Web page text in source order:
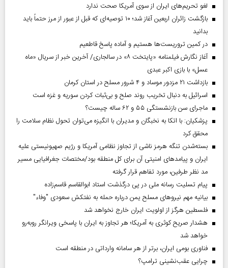
لغو تحریم‌های ایران از سوی آمریکا صحت ندارد
بازگشت زائران اربعین آغاز شد؛ ۱۰ توصیه‌ای که قبل از عبور از مرز حتماً باید
بدانید
در کمین تروریست‌ها هستیم و آماده پاسخ قاطعیم
آغاز نگارش فیلمنامه «پایتخت ۸» در سالجاری/ آخرین خبر از سریال «ماه
عسل» با بازی اکبر عبدی
بازداشت ۲۱ مزدور موساد و ۴ شرور مسلح در استان کرمان
اسرائیل به دنبال تخریب روند صلح و بی‌ثبات کردن سوریه و غزه است
ماجرای سن بازنشستگی ۵۵ و ۶۲ ساله چیست؟
پزشکیان: با اتکا به نخبگان و مدیران با انگیزه می‌توان تحول نظام سلامت را
محقق کرد
بسته‌شدن تنگه هرمز ناشی از تجاوز نظامی آمریکا و رژیم صهیونیستی علیه
ایران و پیامد‌های امنیتی آن برای کل منطقه بود/مختصات جغرافیایی مسیر
مد نظر طرفین، مورد تفاهم قرار گرفته
پیام تسلیت رسانه ملی در پی درگذشت استاد ابوالقاسم قاسم‌زاده
بیانیه مهم نیروهای مسلح یمن درباره حمله به نفتکش سعودی "وفاء"
فلسطین هرگز از اولویت ایران خارج نخواهد شد
هشدار صریح کوثری به آمریکا؛ هر تجاوز به ایران با پاسخی ویرانگر روبه‌رو
خواهد شد
فناوری بومی ایران، برتر از هر سامانه وارداتی در منطقه است
چرایی عقب‌نشینی ترامپ؟